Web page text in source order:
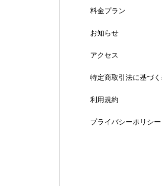
料金プラン
お知らせ
アクセス
特定商取引法に基づ
利用規約
プライバシーポリシー